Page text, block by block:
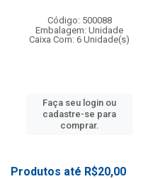
Código: 500088
Embalagem: Unidade
Caixa Com: 6 Unidade(s)
Faça seu login ou
cadastre-se para
comprar.
Produtos até R$20,00